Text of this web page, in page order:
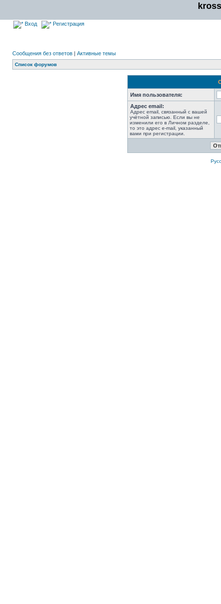
Вход Регистрация
Сообщения без ответов | Активные темы
Список форумов
Имя пользователя:
Адрес email:
Адрес email, связанный с вашей
учётной записью. Если вы не
изменили его в Личном разделе,
то это адрес e-mail, указанный
вами при регистрации.